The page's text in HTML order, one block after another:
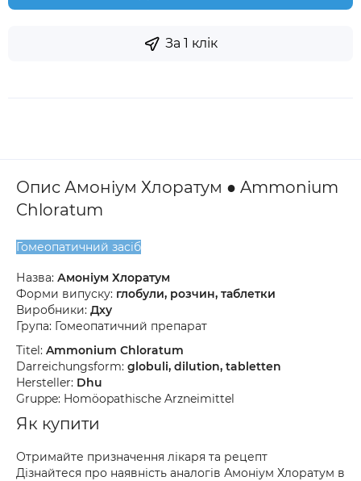
За 1 клік
Опис Амоніум Хлоратум ● Ammonium
Chloratum
Гомеопатичний засіб
Назва: Амоніум Хлоратум
Форми випуску: глобули, розчин, таблетки
Виробники: Дху
Група: Гомеопатичний препарат
Titel: Ammonium Chloratum
Darreichungsform: globuli, dilution, tabletten
Hersteller: Dhu
Gruppe: Homöopathische Arzneimittel
Як купити
Отримайте призначення лікаря та рецепт
Дізнайтеся про наявність аналогів Амоніум Хлоратум в